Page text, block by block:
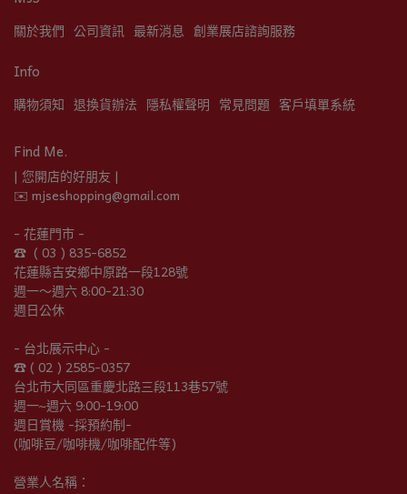
關於我們 公司資訊 最新消息 創業展店諮詢服務
Info
購物須知 退換貨辦法 隱私權聲明 常見問題 客戶填單系統
Find Me.
| 您開店的好朋友 |
✉️ mjseshopping@gmail.com
- 花蓮門市 -
☎︎  ( 03 ) 835-6852
花蓮縣吉安鄉中原路一段128號
週一～週六 8:00-21:30
週日公休
- 台北展示中心 -
☎︎ ( 02 ) 2585-0357
台北市大同區重慶北路三段113巷57號
週一~週六 9:00-19:00
週日賞機 -採預約制-
(咖啡豆/咖啡機/咖啡配件等)
營業人名稱：